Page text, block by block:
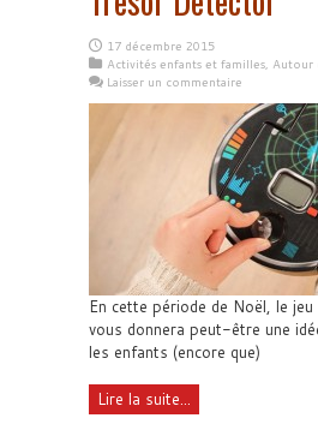
17 décembre 2015
Activités enfants et familles, Autour
Laisser un commentaire
En cette période de Noël, le
vous donnera peut-être une
les enfants (encore que)
Lire la suite...